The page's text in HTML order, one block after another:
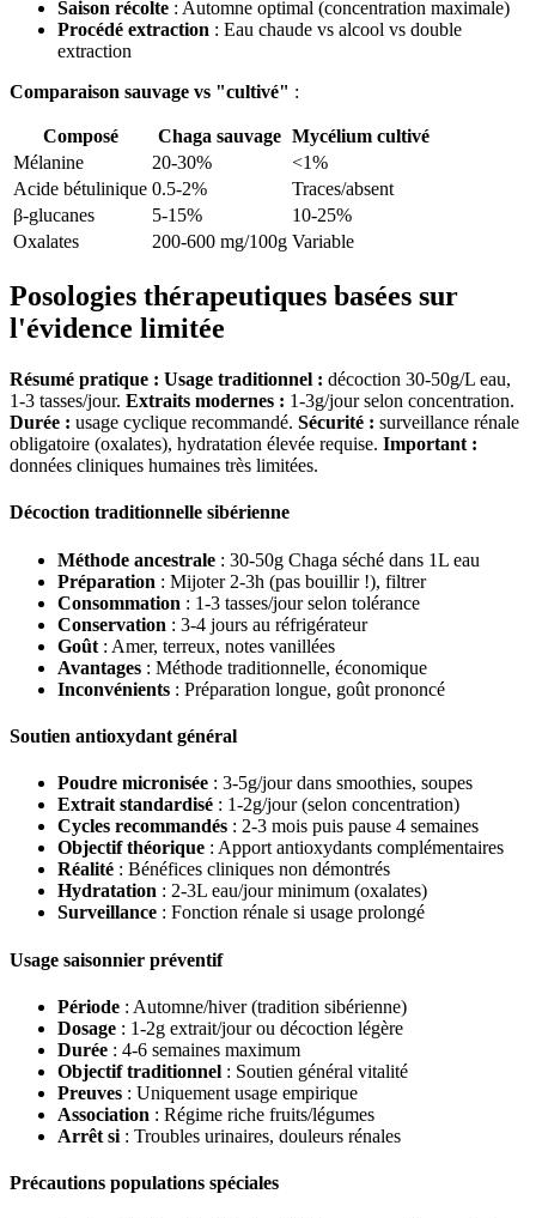
Saison récolte : Automne optimal (concentration maximale)
Procédé extraction : Eau chaude vs alcool vs double
extraction
Comparaison sauvage vs "cultivé" :
Composé Chaga sauvage Mycélium cultivé
Mélanine
20-30%
<1%
Acide bétulinique 0.5-2%
Traces/absent
β-glucanes
5-15%
10-25%
Oxalates
200-600 mg/100g Variable
Posologies thérapeutiques basées sur
l'évidence limitée
Résumé pratique : Usage traditionnel : décoction 30-50g/L eau,
1-3 tasses/jour. Extraits modernes : 1-3g/jour selon concentration.
Durée : usage cyclique recommandé. Sécurité : surveillance rénale
obligatoire (oxalates), hydratation élevée requise. Important :
données cliniques humaines très limitées.
Décoction traditionnelle sibérienne
Méthode ancestrale : 30-50g Chaga séché dans 1L eau
Préparation : Mijoter 2-3h (pas bouillir !), filtrer
Consommation : 1-3 tasses/jour selon tolérance
Conservation : 3-4 jours au réfrigérateur
Goût : Amer, terreux, notes vanillées
Avantages : Méthode traditionnelle, économique
Inconvénients : Préparation longue, goût prononcé
Soutien antioxydant général
Poudre micronisée : 3-5g/jour dans smoothies, soupes
Extrait standardisé : 1-2g/jour (selon concentration)
Cycles recommandés : 2-3 mois puis pause 4 semaines
Objectif théorique : Apport antioxydants complémentaires
Réalité : Bénéfices cliniques non démontrés
Hydratation : 2-3L eau/jour minimum (oxalates)
Surveillance : Fonction rénale si usage prolongé
Usage saisonnier préventif
Période : Automne/hiver (tradition sibérienne)
Dosage : 1-2g extrait/jour ou décoction légère
Durée : 4-6 semaines maximum
Objectif traditionnel : Soutien général vitalité
Preuves : Uniquement usage empirique
Association : Régime riche fruits/légumes
Arrêt si : Troubles urinaires, douleurs rénales
Précautions populations spéciales